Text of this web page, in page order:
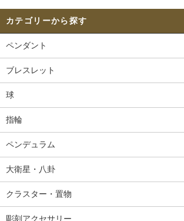
カテゴリーから探す
ペンダント
ブレスレット
球
指輪
ペンデュラム
大衛星・八卦
クラスター・置物
彫刻アクセサリー